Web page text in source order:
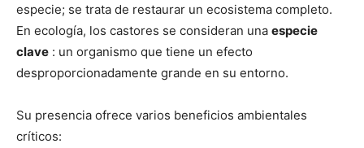
especie; se trata de restaurar un ecosistema completo.
En ecología, los castores se consideran una especie
clave : un organismo que tiene un efecto
desproporcionadamente grande en su entorno.
Su presencia ofrece varios beneficios ambientales
críticos: